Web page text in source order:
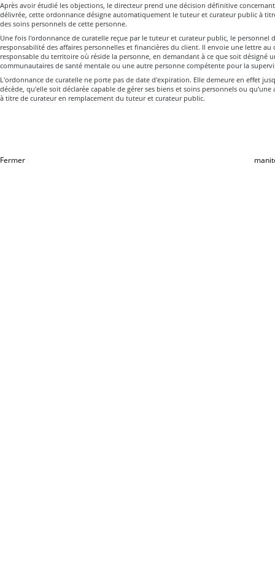
Après avoir étudié les objections, le directeur prend une décision définitive
délivrée, cette ordonnance désigne automatiquement le tuteur et curateur public à
des soins personnels de cette personne.
Une fois l'ordonnance de curatelle reçue par le tuteur et curateur public, le personnel
responsabilité des affaires personnelles et financières du client. Il envoie une lettre au
responsable du territoire où réside la personne, en demandant à ce que soit désigné
communautaires de santé mentale ou une autre personne compétente pour la
L'ordonnance de curatelle ne porte pas de date d'expiration. Elle demeure en effet
décède, qu'elle soit déclarée capable de gérer ses biens et soins personnels ou
à titre de curateur en remplacement du tuteur et curateur public.
Fermer